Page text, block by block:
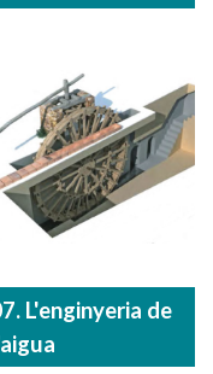
L'enginyeria de